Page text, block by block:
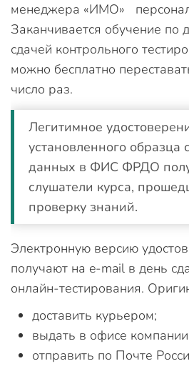
менеджера «ИМО»
Заканчивается обучение по
сдачей контрольного
можно бесплатно
число раз.
Легитимное
установленного образца
данных в ФИС ФРДО
слушатели курса,
проверку знаний.
Электронную версию
получают на e-mail в день
онлайн-тестирования.
доставить курьером;
выдать в офисе
отправить по Почте